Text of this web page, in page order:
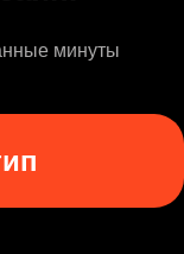
минуты